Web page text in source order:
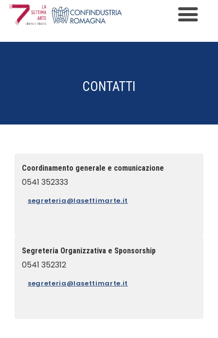
Premio Cinema e Industria
Informazioni Privacy
CONTATTI
Coordinamento generale e comunicazione
0541 352333
segreteria@lasettimarte.it
Segreteria Organizzativa e Sponsorship
0541 352312
segreteria@lasettimarte.it